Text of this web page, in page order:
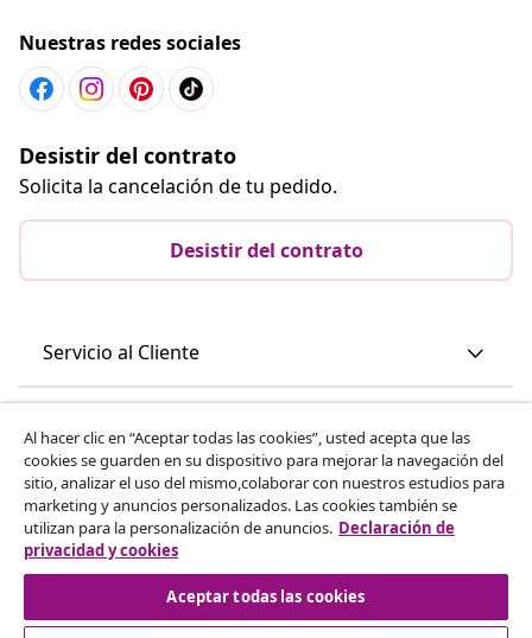
Nuestras redes sociales
Desistir del contrato
Solicita la cancelación de tu pedido.
Desistir del contrato
Servicio al Cliente
vidaXL
Descubre mas
Al hacer clic en “Aceptar todas las cookies”, usted acepta que las
cookies se guarden en su dispositivo para mejorar la navegación del
sitio, analizar el uso del mismo,colaborar con nuestros estudios para
marketing y anuncios personalizados. Las cookies también se
utilizan para la personalización de anuncios. Declaración de
privacidad y cookies
Aceptar todas las cookies